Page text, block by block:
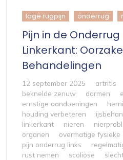
lage rugpijn onderrug
Pijn in de
Linkerkant:
Behandelingen
12 september 2025 artritis
beknelde zenuw
darmen
ernstige aandoeningen
houding verbeteren
linkerkant
nieren
organen
overmatige
pijn onderrug links
rust nemen
scoliose